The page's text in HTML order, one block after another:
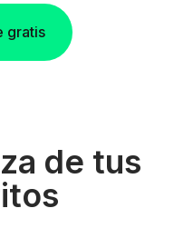
gratis
de tus